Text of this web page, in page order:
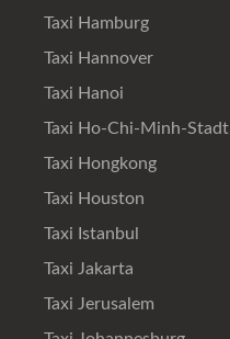
Taxi Hamburg
Taxi Hannover
Taxi Hanoi
Taxi Ho-Chi-Minh-Stadt
Taxi Hongkong
Taxi Houston
Taxi Istanbul
Taxi Jakarta
Taxi Jerusalem